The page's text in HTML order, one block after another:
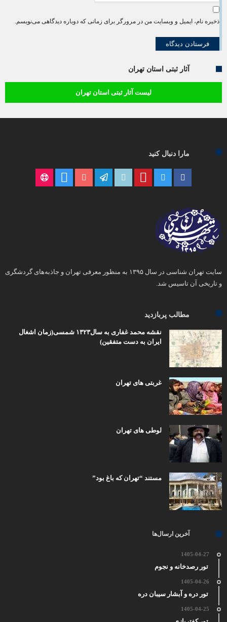
ذخیره نام، ایمیل و وبسایت من در مرورگر برای زمانی که دوباره دیدگاهی می‌نویسم.
آثار ثبتی استان تهران
لیست آثار ثبتی استان تهران
مارا دنبال کنید
سایت تهران شناسی در سال ۱۳۹۵ به منظور معرفی تهران و جاذبه‌های گردشگری
و تاریخی آن تاسیس شد.
مطالب پربازدید
نقشه محمد غفاری به سال۱۳۲۳ شمسی(زمان اشغال
ایران به دست متفقین)
غربتی های تهران
لوطی های تهران
مستند “تهران که باغ بود”
آخرین ارسال‌ها
1405-04-27
تور رصدخانه و نجوم
1405-04-26
تور دره و آبشار سیبان دره
1405-04-25